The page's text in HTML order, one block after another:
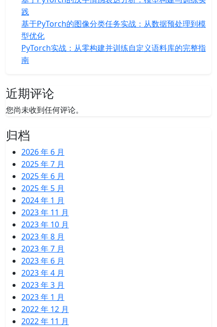
践
基于PyTorch的图像分类任务实战：从数据预处理到模
型优化
PyTorch实战：从零构建并训练自定义语料库的完整指
南
近期评论
您尚未收到任何评论。
归档
2026 年 6 月
2025 年 7 月
2025 年 6 月
2025 年 5 月
2024 年 1 月
2023 年 11 月
2023 年 10 月
2023 年 8 月
2023 年 7 月
2023 年 6 月
2023 年 4 月
2023 年 3 月
2023 年 1 月
2022 年 12 月
2022 年 11 月